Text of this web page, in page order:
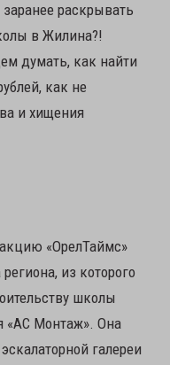
заранее раскрывать
в Жилина?!
думать, как найти
как не
и хищения
«ОрелТаймс»
из которого
школы
«АС Монтаж». Она
галереи